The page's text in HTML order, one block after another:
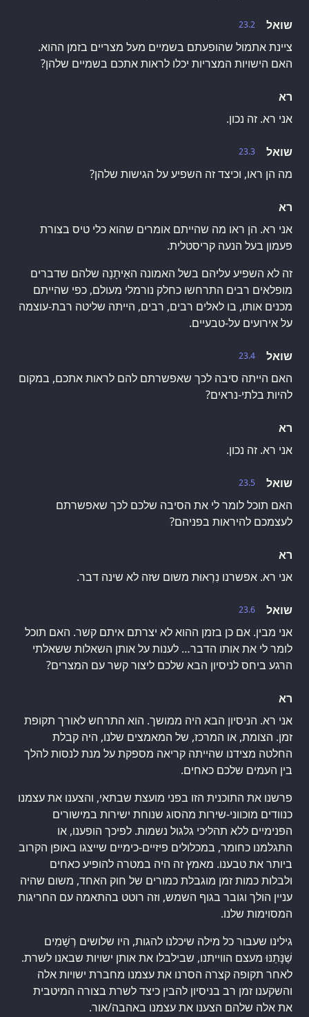
23.2
שואל
ציינת אתמול שהופעתם בשמיים מעל מצריים בזמן ההוא.
האם הישויות המצריות יכלו לראות אתכם בשמיים שלהן?
רא
אני רא. זה נכון.
23.3
שואל
מה הן ראו, וכיצד זה השפיע על הגישות שלהן?
רא
אני רא. הן ראו מה שהייתם אומרים שהוא כלי טיס בצורת
פעמון בעל הנעה קריסטלית.
זה לא השפיע עליהם בשל האמונה האֵיתָנָה שלהם שדברים
מופלאים רבים התרחשו כחלק נורמלי מעולם, כפי שהייתם
מכנים אותו, בו לאלים רבים, רבים, הייתה שליטה רבת-עוצמה
על אירועים על-טבעיים.
23.4
שואל
האם הייתה סיבה לכך שאפשרתם להם לראות אתכם, במקום
להיות בלתי-נראים?
רא
אני רא. זה נכון.
23.5
שואל
האם תוכל לומר לי את הסיבה שלכם לכך שאפשרתם
לעצמכם להיראות בפניהם?
רא
אני רא. אפשרנו נִרְאוּת משום שזה לא שינה דבר.
23.6
שואל
אני מבין. אם כן בזמן ההוא לא יצרתם איתם קשר. האם תוכל
לומר לי את אותו הדבר… לענות על אותן השאלות ששאלתי
הרגע ביחס לניסיון הבא שלכם ליצור קשר עם המצרים?
רא
אני רא. הניסיון הבא היה ממושך. הוא התרחש לאורך תקופת
זמן. הצומת, או המרכז, של המאמצים שלנו, היה קבלת
החלטה מצידנו שהייתה קריאה מספקת על מנת לנסות להלך
בין העמים שלכם כאחים.
פרשנו את התוכנית הזו בפני מועצת שבתאי, והצענו את עצמנו
כנוודים מוכווני-שירות מהסוג שנוחת ישירות במישורים
הפנימיים ללא תהליכי גלגול נשמות. לפיכך הופענו, או
התגלמנו כחומר, במכלולים פיזיים-כימיים שייצגו באופן הקרוב
ביותר את טבענו. מאמץ זה היה במטרה להופיע כאחים
ולבלות כמות זמן מוגבלת כמורים של חוק האחד, משום שהיה
עניין הולך וגובר בגוף השמש, וזה רוטט בהתאמה עם החריגות
המסוימות שלנו.
גילינו שעבור כל מילה שיכלנו להגות, היו שלושים רְשָׁמִים
שֶׁנָּתַנּוּ מעצם הווייתנו, שבילבלו את אותן ישויות שבאנו לשרת.
לאחר תקופה קצרה הסרנו את עצמנו מחברת ישויות אלה
והשקענו זמן רב בניסיון להבין כיצד לשרת בצורה המיטבית
את אלה שלהם הצענו את עצמנו באהבה/אור.